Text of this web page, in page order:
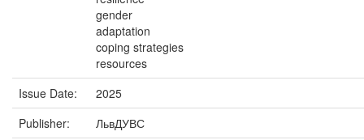
gender
adaptation
coping strategies
resources
Issue Date:
2025
Publisher:
ЛьвДУВС